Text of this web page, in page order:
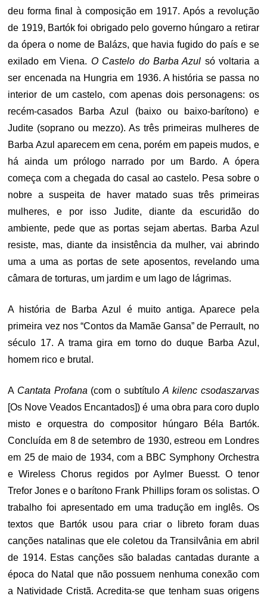
deu forma final à composição em 1917. Após a revolução
de 1919, Bartók foi obrigado pelo governo húngaro a retirar
da ópera o nome de Balázs, que havia fugido do país e se
exilado em Viena. O Castelo do Barba Azul só voltaria a
ser encenada na Hungria em 1936. A história se passa no
interior de um castelo, com apenas dois personagens: os
recém-casados Barba Azul (baixo ou baixo-barítono) e
Judite (soprano ou mezzo). As três primeiras mulheres de
Barba Azul aparecem em cena, porém em papeis mudos, e
há ainda um prólogo narrado por um Bardo. A ópera
começa com a chegada do casal ao castelo. Pesa sobre o
nobre a suspeita de haver matado suas três primeiras
mulheres, e por isso Judite, diante da escuridão do
ambiente, pede que as portas sejam abertas. Barba Azul
resiste, mas, diante da insistência da mulher, vai abrindo
uma a uma as portas de sete aposentos, revelando uma
câmara de torturas, um jardim e um lago de lágrimas.
A história de Barba Azul é muito antiga. Aparece pela
primeira vez nos “Contos da Mamãe Gansa” de Perrault, no
século 17. A trama gira em torno do duque Barba Azul,
homem rico e brutal.
A Cantata Profana (com o subtítuloA kilenc csodaszarvas
[Os Nove Veados Encantados]) é uma obra para coro duplo
misto e orquestra do compositor húngaro Béla Bartók.
Concluída em 8 de setembro de 1930, estreou em Londres
em 25 de maio de 1934, com a BBC Symphony Orchestra
e Wireless Chorus regidos por Aylmer Buesst. O tenor
Trefor Jones e o barítono Frank Phillips foram os solistas. O
trabalho foi apresentado em uma tradução em inglês. Os
textos que Bartók usou para criar o libreto foram duas
canções natalinas que ele coletou da Transilvânia em abril
de 1914. Estas canções são baladas cantadas durante a
época do Natal que não possuem nenhuma conexão com
a Natividade Cristã. Acredita-se que tenham suas origens